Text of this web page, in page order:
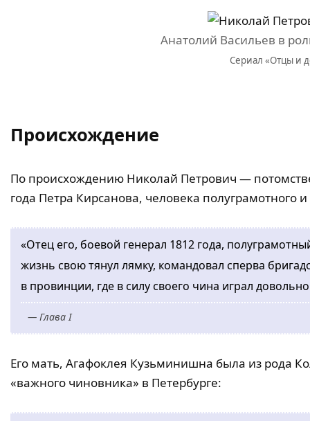
Анатолий Васильев в
Сериал «Отцы и
Происхождение
По происхождению Николай Петрович —
года Петра Кирсанова, человека полуграмотного и
«Отец его, боевой генерал 1812 года,
жизнь свою тянул лямку, командовал сперва
в провинции, где в силу своего чина играл
— Глава I
Его мать, Агафоклея Кузьминишна была из рода
«важного чиновника» в Петербурге: